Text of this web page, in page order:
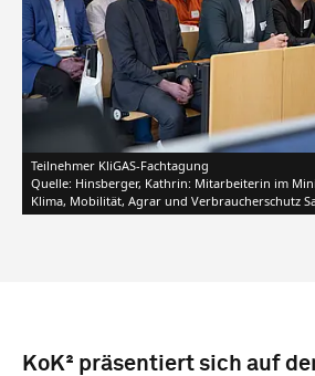
Teilnehmer KliGAS-Fachtagung
Quelle: Hinsberger, Kathrin: Mitarbeiterin im
Klima, Mobilität, Agrar und Verbraucherschutz
KoK² präsentiert sich auf